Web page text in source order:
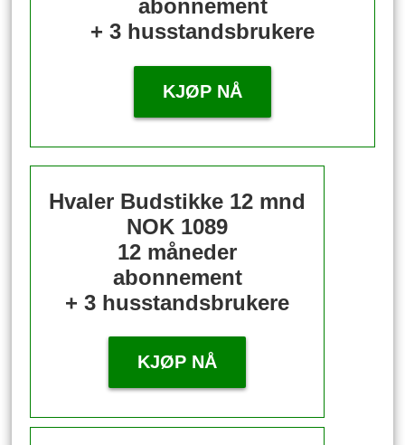
abonnement
+ 3 husstandsbrukere
KJØP NÅ
Hvaler Budstikke 12 mnd
NOK 1089
12 måneder
abonnement
+ 3 husstandsbrukere
KJØP NÅ